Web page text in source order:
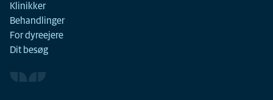
Klinikker
Behandlinger
For dyreejere
Dit besøg